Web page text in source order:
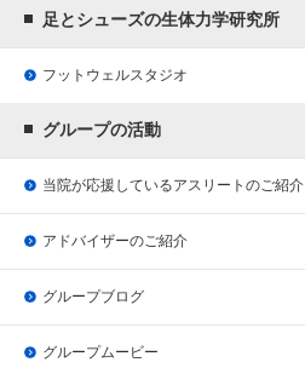
足とシューズの生体力学研究所
フットウェルスタジオ
グループの活動
当院が応援しているアスリートのご紹介
アドバイザーのご紹介
グループブログ
グループムービー